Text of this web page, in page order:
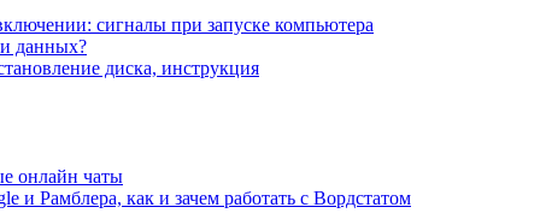
сигналы при запуске компьютера
данных?
диска, инструкция
онлайн чаты
и Рамблера, как и зачем работать с Вордстатом